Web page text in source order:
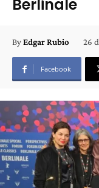
Berlinale
ByEdgar Rubio 26
Facebook